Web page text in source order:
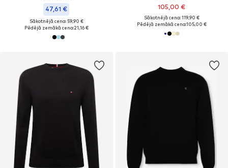
47,61 €
Sākotnējā cena: 59,90 €
Pēdējā zemākā cena:21,16 €
105,00 €
Sākotnējā cena: 119,90 €
Pēdējā zemākā cena:105,00 €